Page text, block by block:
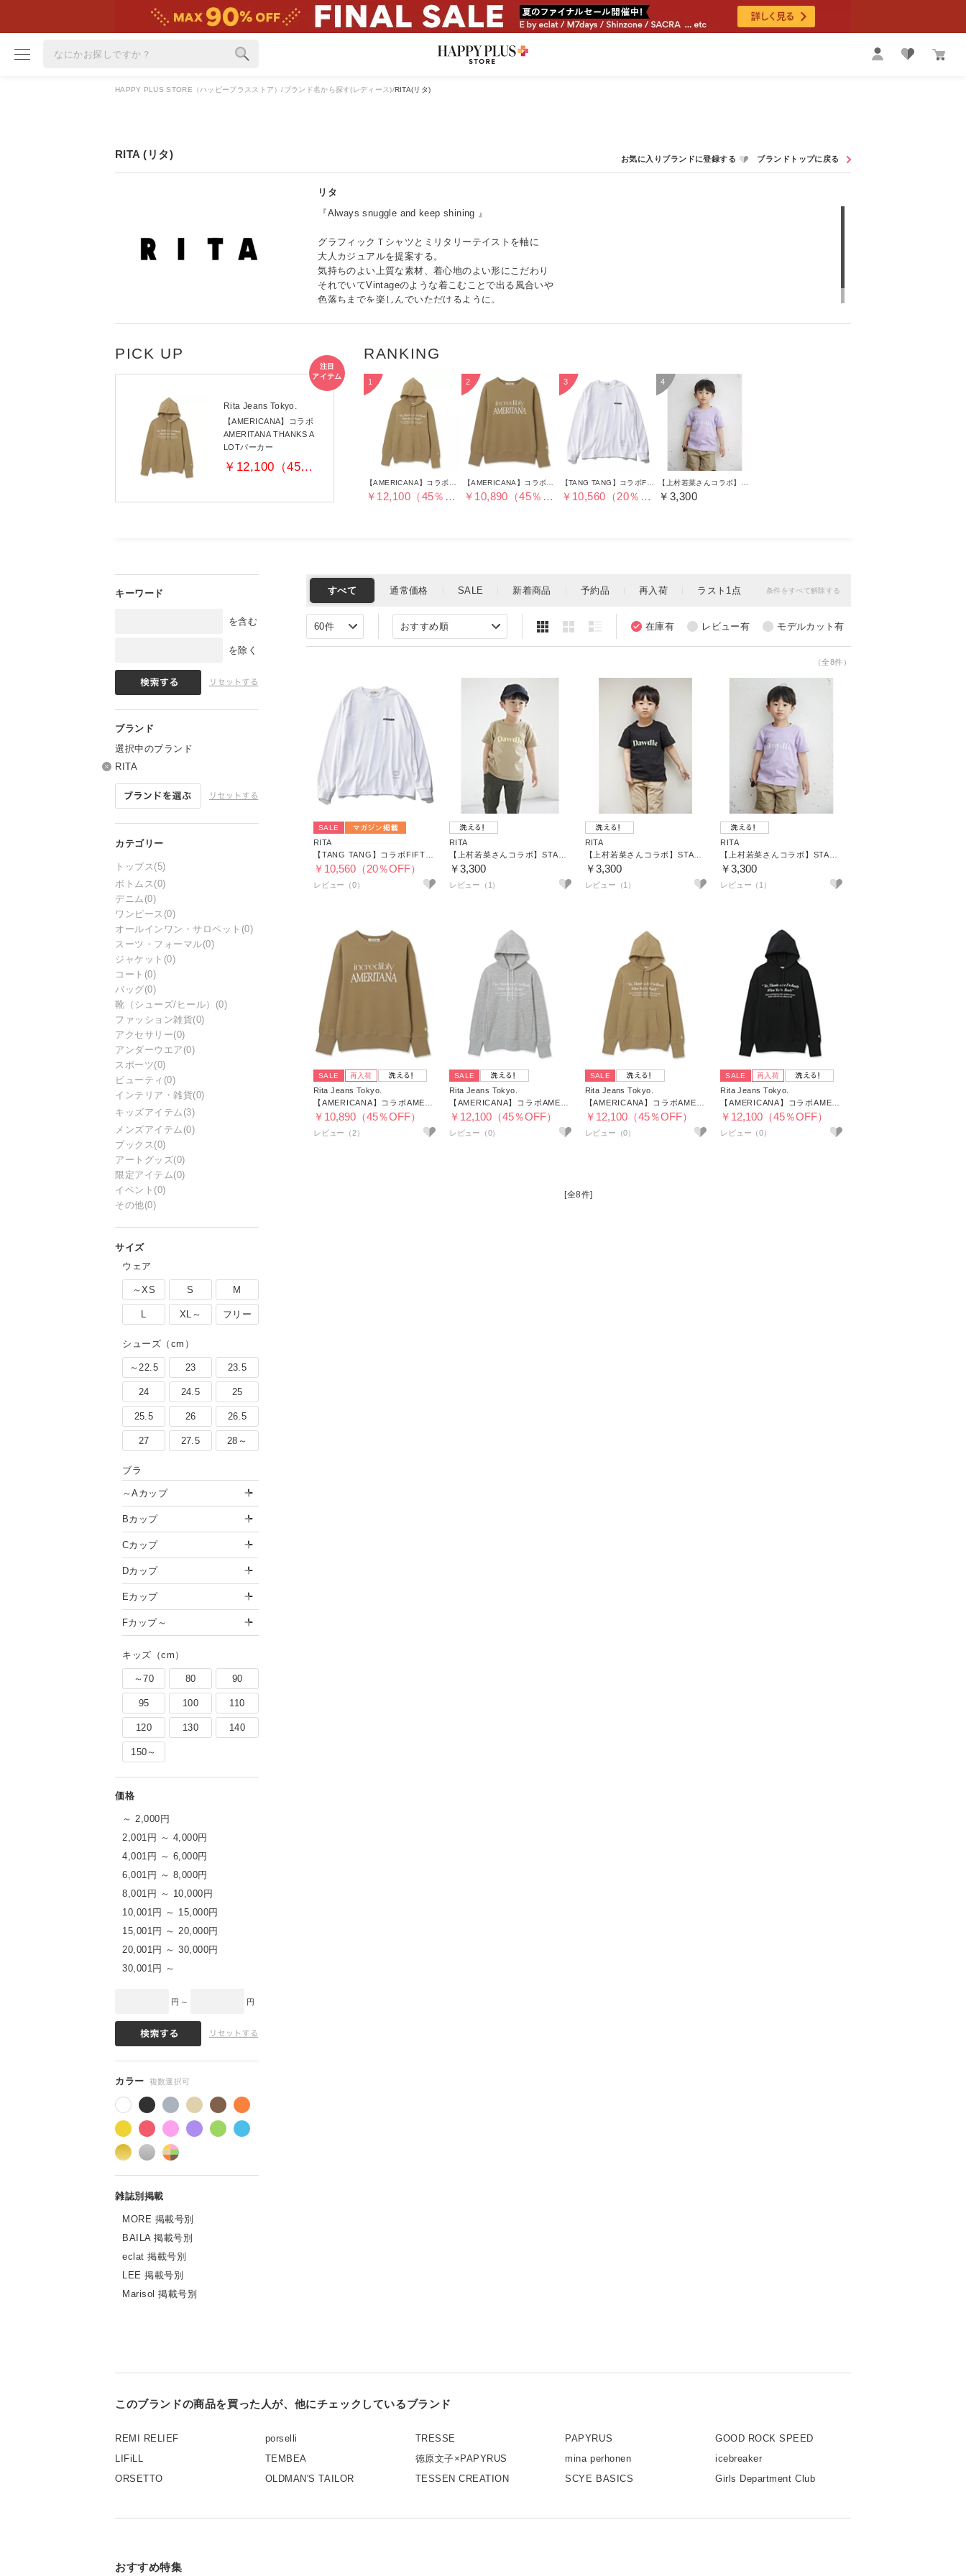
雑誌掲載アイテム
HAPPY PLUS STORE（ハッピープラスストア） ブランド名から探す(レディース) RITA(リタ)
RITA (リタ)
リタ
『Always snuggle and keep shining 』
グラフィックＴシャツとミリタリーテイストを軸に
大人カジュアルを提案する。
気持ちのよい上質な素材、着心地のよい形にこだわり
それでいてVintageのような着こむことで出る風合いや
色落ちまでを楽しんでいただけるように。
Rita Jeans Tokyo.
【AMERICANA】コラボ
AMERITANA THANKS A
LOTパーカー
￥12,100（45％OFF）
￥12,100（45％OFF） ￥10,890（45％OFF） ￥10,560（20％OFF） ￥3,300
を含む
を除く
選択中のブランド
RITA
トップス (5)
ボトムス (0)
デニム (0)
ワンピース (0)
オールインワン・サロペット (0)
スーツ・フォーマル(0)
ジャケット (0)
コート (0)
バッグ(0)
靴（シューズ/ヒール） (0)
ファッション雑貨(0)
アクセサリー(0)
アンダーウエア (0)
スポーツ(0)
ビューティ (0)
インテリア・雑貨(0)
キッズアイテム (3)
メンズアイテム (0)
ブックス (0)
アートグッズ(0)
限定アイテム(0)
イベント (0)
その他(0)
ウェア
～XS S M
L XL～ フリー
シューズ（cm）
～22.5 23 23.5
24 24.5 25
25.5 26 26.5
27 27.5 28～
ブラ
～Aカップ
Bカップ
Cカップ
Dカップ
Eカップ
Fカップ～
キッズ（cm）
～70 80 90
95 100 110
120 130 140
150～
～ 2,000円
2,001円 ～ 4,000円
4,001円 ～ 6,000円
6,001円 ～ 8,000円
8,001円 ～ 10,000円
10,001円 ～ 15,000円
15,001円 ～ 20,000円
20,001円 ～ 30,000円
30,001円 ～
円 ～ 円
MORE 掲載号別
BAILA 掲載号別
eclat 掲載号別
LEE 掲載号別
Marisol 掲載号別
（全8件）
SALE
RITA
￥10,560（20％OFF）
RITA
￥3,300
レビュー（1）
RITA
￥3,300
レビュー（1）
RITA
￥3,300
レビュー（1）
SALE 再入荷
Rita Jeans Tokyo.
￥10,890（45％OFF）
レビュー（2）
SALE
Rita Jeans Tokyo.
￥12,100（45％OFF）
SALE
Rita Jeans Tokyo.
￥12,100（45％OFF）
SALE 再入荷
Rita Jeans Tokyo.
￥12,100（45％OFF）
[全8件]
このブランドの商品を買った人が、他にチェックしているブランド
REMI RELIEF
LIFiLL
ORSETTO
porselli
TEMBEA
OLDMAN'S TAILOR
TRESSE
徳原文子×PAPYRUS
TESSEN CREATION
PAPYRUS
mina perhonen
SCYE BASICS
GOOD ROCK SPEED
icebreaker
Girls Department Club
おすすめ特集